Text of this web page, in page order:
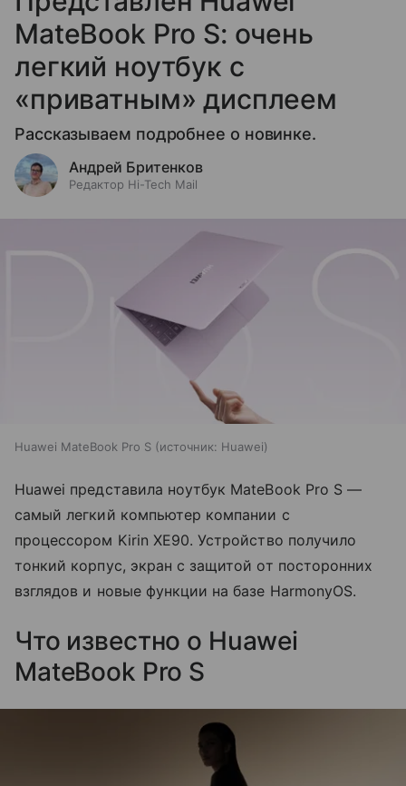
MateBook Pro S: очень
легкий ноутбук с
«приватным» дисплеем
Рассказываем подробнее о новинке.
Андрей Бритенков
Редактор Hi-Tech Mail
Huawei MateBook Pro S источник: Huawei
Huawei представила ноутбук MateBook Pro S —
самый легкий компьютер компании с
процессором Kirin XE90. Устройство получило
тонкий корпус, экран с защитой от посторонних
взглядов и новые функции на базе HarmonyOS.
Что известно о Huawei
MateBook Pro S